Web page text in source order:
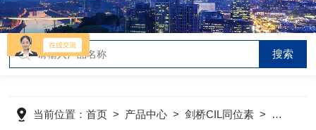
当前位置：首页 > 产品中心 >剑桥CIL同位素 > 代谢同